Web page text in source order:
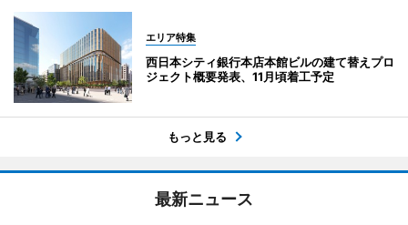
エリア特集
西日本シティ銀行本店本館ビルの建て替えプロ
ジェクト概要発表、11月頃着工予定
もっと見る
最新ニュース